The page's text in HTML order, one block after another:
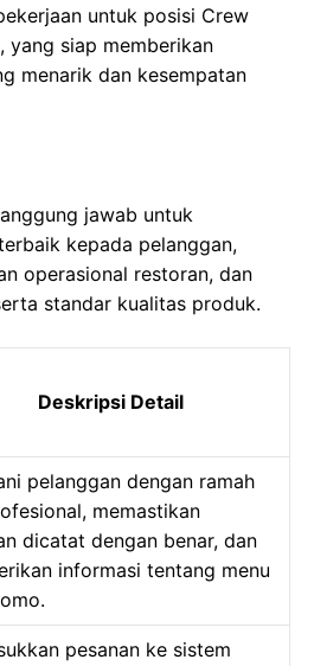
untuk posisi Crew
yang siap memberikan
menarik dan kesempatan
jawab untuk
kepada pelanggan,
operasional restoran, dan
standar kualitas produk.
Deskripsi Detail
pelanggan dengan ramah
memastikan
dicatat dengan benar, dan
informasi tentang menu
pesanan ke sistem